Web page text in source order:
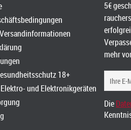
18+
und Elektronikgeräten
5€
mehr
Die